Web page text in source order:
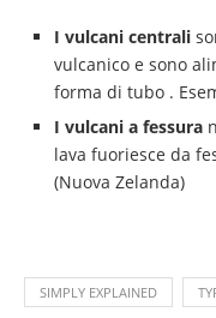
I vulcani centrali
vulcanico e sono
forma di tubo .
I vulcani a fessura
lava fuoriesce da
(Nuova Zelanda)
SIMPLY EXPLAINED